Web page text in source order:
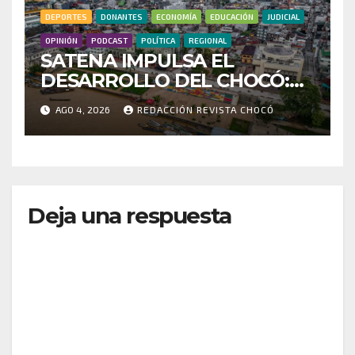
DEPORTES DONANTES ECONOMÍA EDUCACIÓN JUDICIAL
OPINIÓN PODCAST POLÍTICA REGIONAL
SATENA IMPULSA EL
DESARROLLO DEL CHOCÓ:
MÁS DE 35 MIL PASAJEROS
MOVILIZADOS Y NUEVAS
RUTAS FORTALECEN LA
AGO 4, 2026 REDACCIÓN REVISTA CHOCÓ
Deja una respuesta